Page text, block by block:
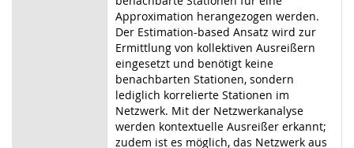
Approximation herangezogen werden.
Der Estimation-based Ansatz wird zur
Ermittlung von kollektiven Ausreißern
eingesetzt und benötigt keine
benachbarten Stationen, sondern
lediglich korrelierte Stationen im
Netzwerk. Mit der Netzwerkanalyse
werden kontextuelle Ausreißer erkannt;
zudem ist es möglich, das Netzwerk aus